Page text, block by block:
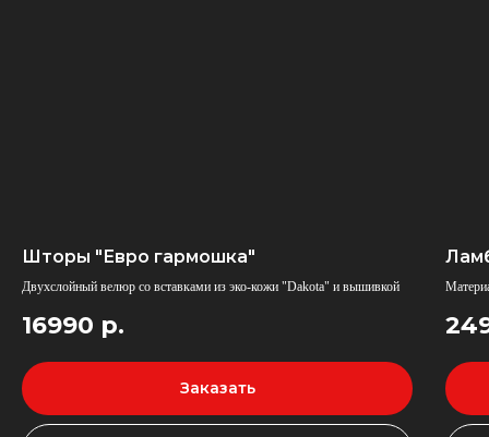
Шторы "Евро гармошка"
Двухслойный велюр со вставками из эко-кожи "Dakota" и вышивкой
16990 р.
Заказать
У нас самые